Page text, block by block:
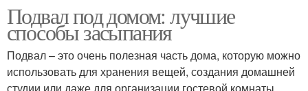
Подвал под домом: лучшие
способы засыпания
Подвал – это очень полезная часть дома, которую можно
использовать для хранения вещей, создания домашней